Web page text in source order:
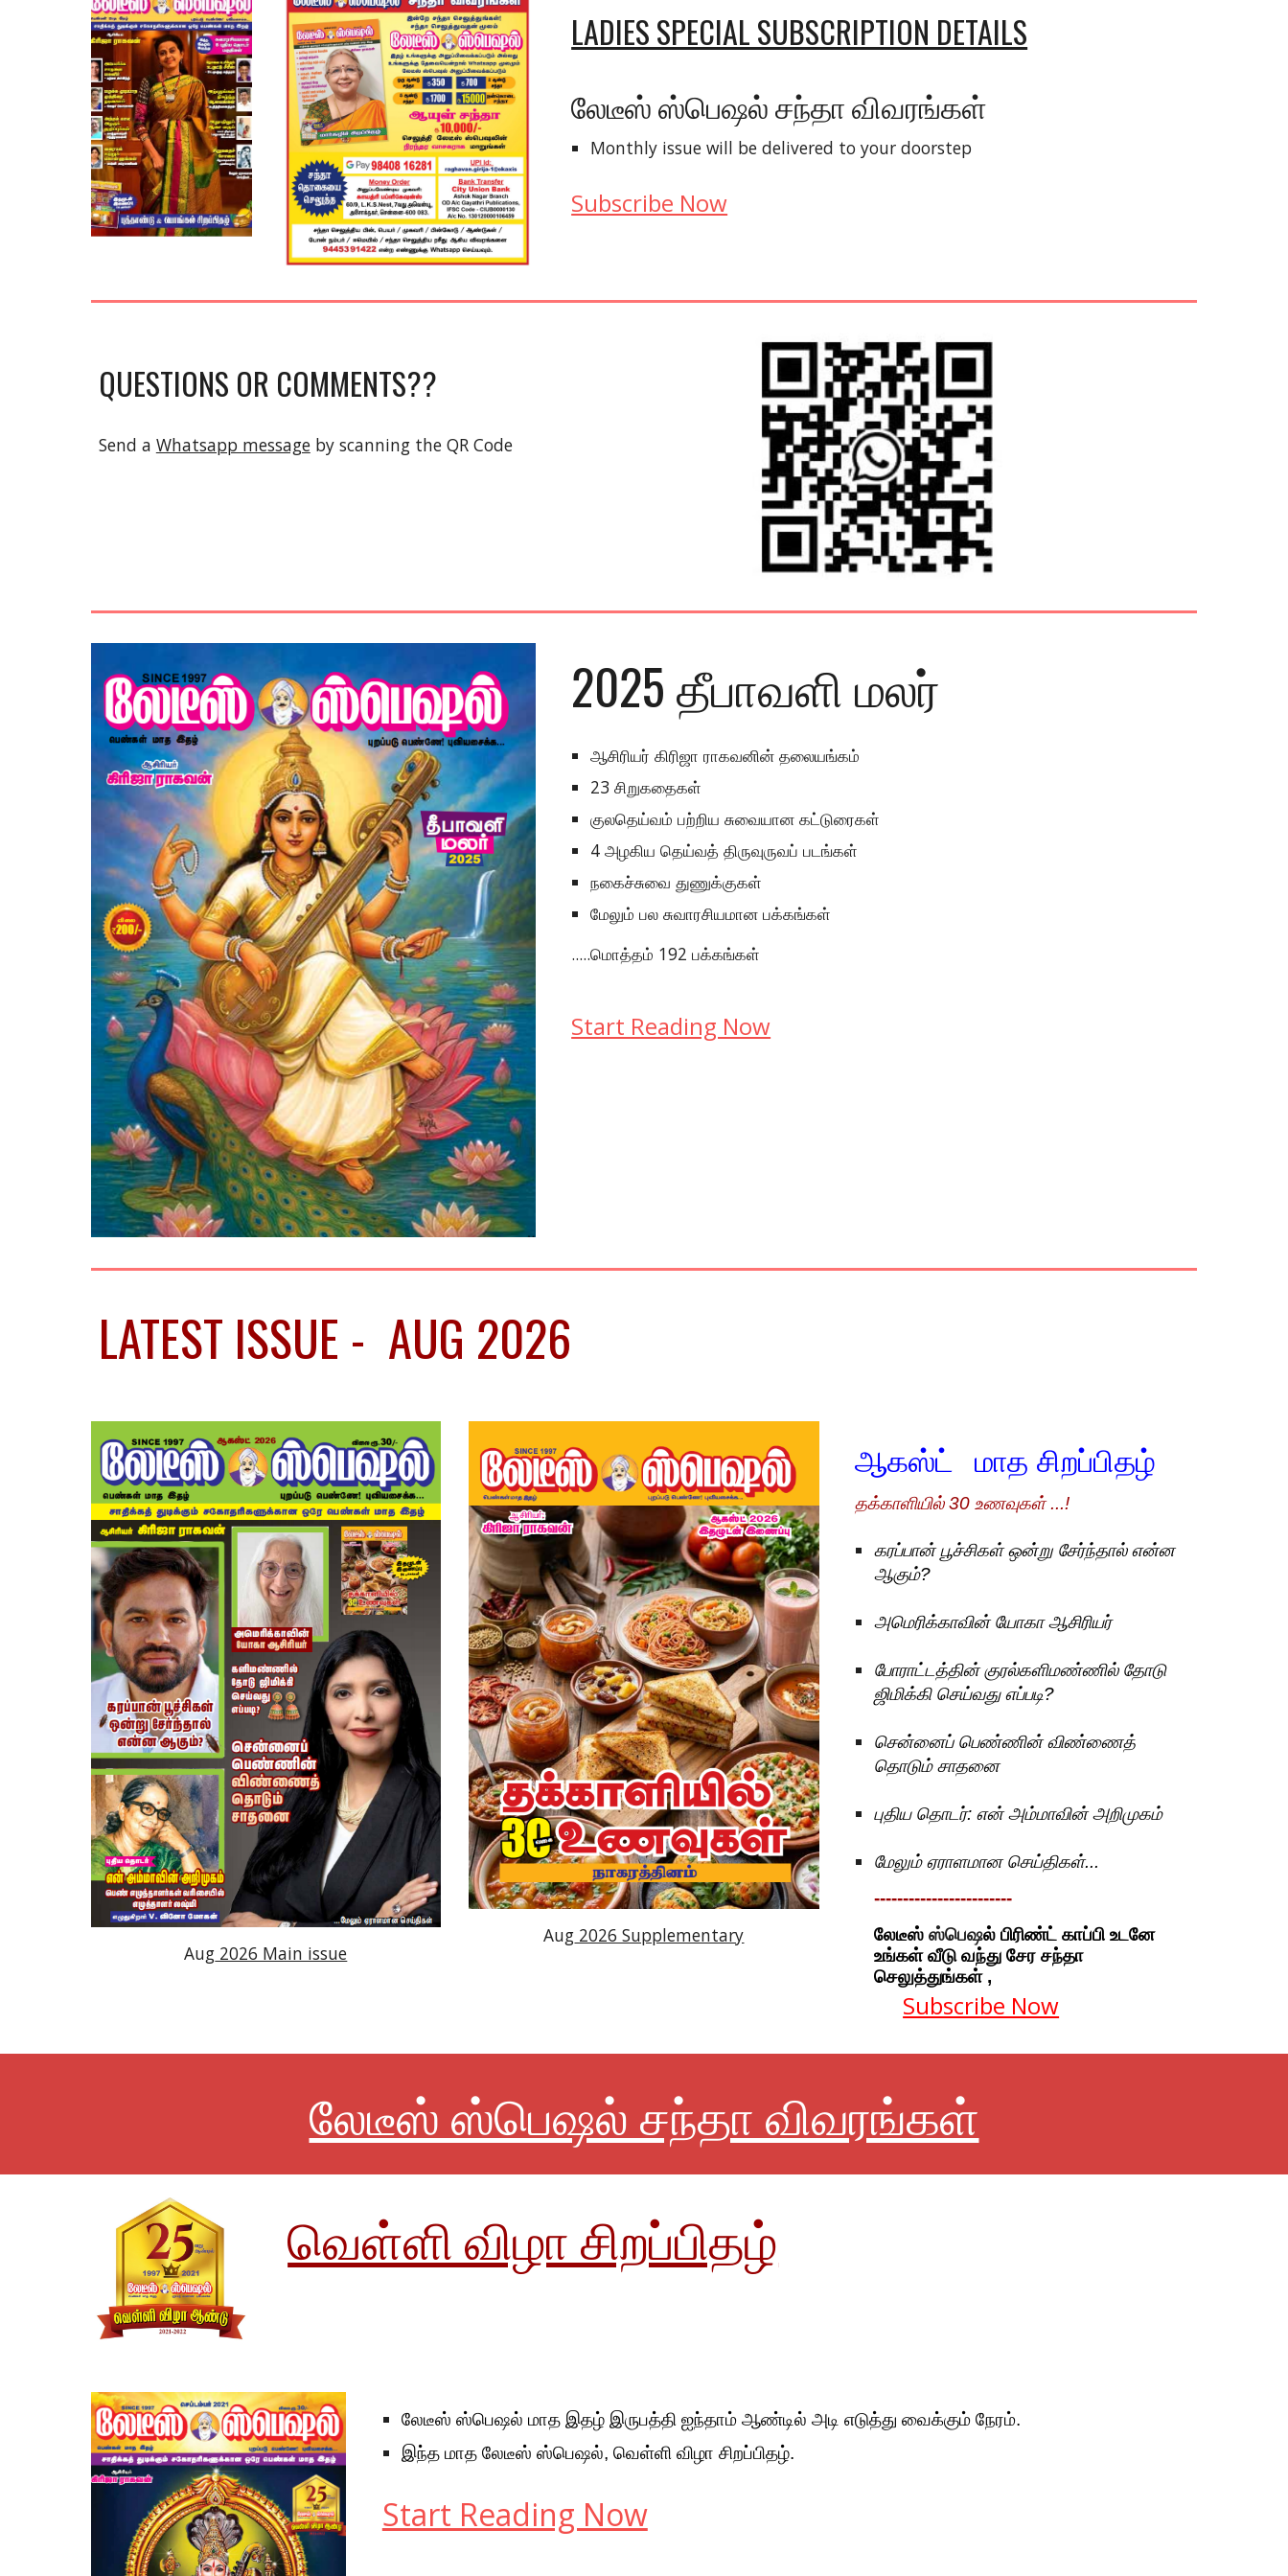
LADIES SPECIAL SUBSCRIPTION DETAILS
லேடீஸ் ஸ்பெஷல் சந்தா விவரங்கள்
Monthly issue will be delivered to your doorstep
Subscribe Now
QUESTIONS OR COMMENTS??
Send a Whatsapp messageby scanning the QR Code
2025தீபாவளி மலர்
ஆசிரியர் கிரிஜா ராகவனின் தலையங்கம்
23 சிறுகதைகள்
குலதெய்வம் பற்றிய சுவையான கட்டுரைகள்
4 அழகிய தெய்வத் திருவுருவப் படங்கள்
நகைச்சுவை துணுக்குகள்
மேலும் பல சுவாரசியமான பக்கங்கள்
.....மொத்தம் 192 பக்கங்கள்
Start Reading Now
LATEST ISSUE - AUG 2026
Aug 2026 Main issue
Aug 2026 Supplementary
ஆகஸ்ட் மாத சிறப்பிதழ்
தக்காளியில் 30 உணவுகள் ...!
கரப்பான் பூச்சிகள் ஒன்று சேர்ந்தால் என்ன
ஆகும்?
அமெரிக்காவின் யோகா ஆசிரியர்
போராட்டத்தின் குரல்களிமண்ணில் தோடு
ஜிமிக்கி செய்வது எப்படி?
சென்னைப் பெண்ணின் விண்ணைத்
தொடும் சாதனை
புதிய தொடர்: என் அம்மாவின் அறிமுகம்
மேலும் ஏராளமான செய்திகள்...
------------------------
லேடீஸ்ஸ்பெஷல் பிரிண்ட் காப்பி உடனே
உங்கள் வீடு வந்து சேர சந்தா
செலுத்துங்கள் ,
Subscribe Now
லேடீஸ் ஸ்பெஷல் சந்தா விவரங்கள்
வெள்ளி விழா சிறப்பிதழ்‌
லேடீஸ்‌ ஸ்பெஷல்‌ மாத இதழ்‌ இருபத்தி ஐந்தாம்‌ ஆண்டில்‌ அடி எடுத்து வைக்கும்‌ நேரம்‌.
இந்த மாத லேடீஸ்‌ ஸ்பெஷல்‌, வெள்ளி விழா சிறப்பிதழ்‌.
Start Reading Now